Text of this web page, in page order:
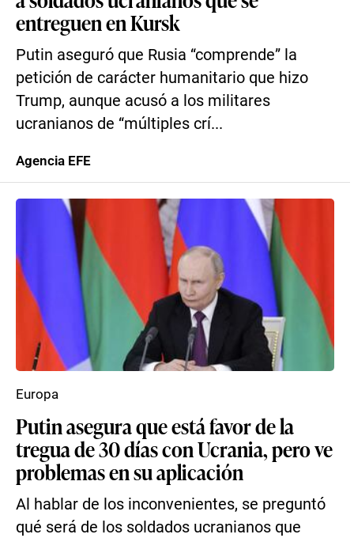
entreguen en Kursk
Putin aseguró que Rusia “comprende” la
petición de carácter humanitario que hizo
Trump, aunque acusó a los militares
ucranianos de “múltiples crí...
Agencia EFE
Putin asegura que está favor de la
tregua de 30 días con Ucrania, pero ve
problemas en su aplicación
Al hablar de los inconvenientes, se preguntó
qué será de los soldados ucranianos que
Europa